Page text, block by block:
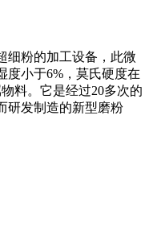
细粉的加工设备，此微
度小于6%，莫氏硬度在
料。它是经过20多次的
研发制造的新型磨粉